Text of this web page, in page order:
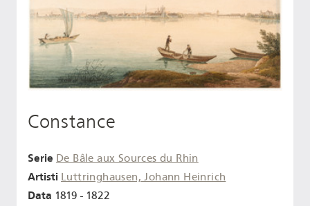
Constance
Serie De Bâle aux Sources du Rhin
Artisti Luttringhausen, Johann Heinrich
Data 1819 - 1822